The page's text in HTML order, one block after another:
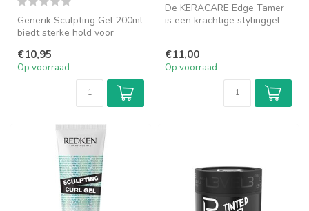
Generik Sculpting Gel 200ml
biedt sterke hold voor
defi...
€10,95
Op voorraad
De KERACARE Edge Tamer
is een krachtige stylinggel
€11,00
Op voorraad